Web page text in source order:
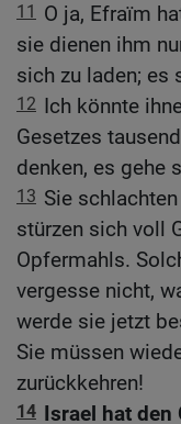
11
O ja, Efraïm
sie dienen ihm
sich zu laden; es
12 Ich könnte
Gesetzes
denken, es gehe
13 Sie
stürzen sich voll
Opfermahls.
vergesse nicht,
werde sie jetzt
Sie müssen
zurückkehren!
14 Israel hat den